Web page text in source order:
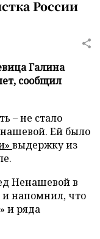
России
Галина
сообщил
– не стало
Ей было
выдержку из
Ненашевой в
и напомнил, что
и ряда